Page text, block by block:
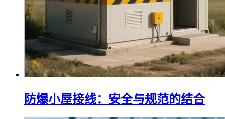
防爆小屋接线：安全与规范的结合